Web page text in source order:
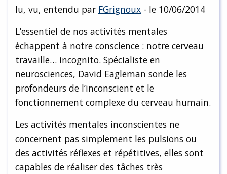
lu, vu, entendu par FGrignoux - le 10/06/2014
L’essentiel de nos activités mentales
échappent à notre conscience : notre cerveau
travaille… incognito. Spécialiste en
neurosciences, David Eagleman sonde les
profondeurs de l’inconscient et le
fonctionnement complexe du cerveau humain.
Les activités mentales inconscientes ne
concernent pas simplement les pulsions ou
des activités réflexes et répétitives, elles sont
capables de réaliser des tâches très